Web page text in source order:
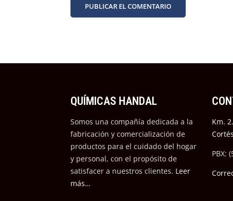
QUÍMICAS HANDAL
Somos una compañía dedicada a la
fabricación y comercialización de
productos para el cuidado del hogar
y personal, con el propósito de
satisfacer a nuestros clientes. Leer
más…
Km.
PBX: